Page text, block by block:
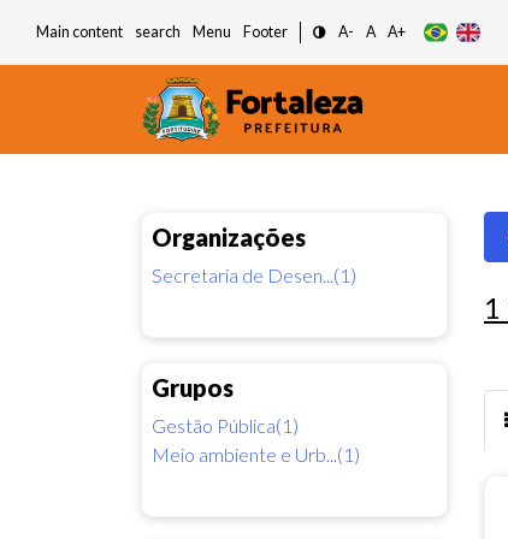
Main content search Menu Footer A- A A+
Organizações
Secretaria de Desen...(1)
Grupos
Gestão Pública(1)
Meio ambiente e Urb...(1)
1